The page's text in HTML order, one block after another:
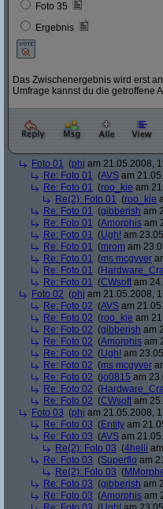
Foto 35
Ergebnis
Das Zwischenergebnis wird erst
Umfrage kannst du die getroffene
Foto 01 (phj am 21.05.2008,
Re: Foto 01 (AVS am
Re: Foto 01 (roo_kie am
Re(2): Foto 01 (roo_kie
Re: Foto 01 (gibberish am
Re: Foto 01 (Amorphis am
Re: Foto 01 (Ugh! am
Re: Foto 01 (mrom am
Re: Foto 01 (ms mcgyver
Re: Foto 01 (
Re: Foto 01 (CWsoft am
Foto 02 (phj am 21.05.2008,
Re: Foto 02 (AVS am
Re: Foto 02 (roo_kie am
Re: Foto 02 (gibberish am
Re: Foto 02 (Amorphis am
Re: Foto 02 (Ugh! am
Re: Foto 02 (ms mcgyver
Re: Foto 02 (jo0815 am
Re: Foto 02 (
Re: Foto 02 (CWsoft am
Foto 03 (phj am 21.05.2008,
Re: Foto 03 (Entity am
Re: Foto 03 (AVS am
Re(2): Foto 03 (4helli
Re: Foto 03 (Superflo am
Re(2): Foto 03 (
Re: Foto 03 (gibberish am
Re: Foto 03 (Amorphis am